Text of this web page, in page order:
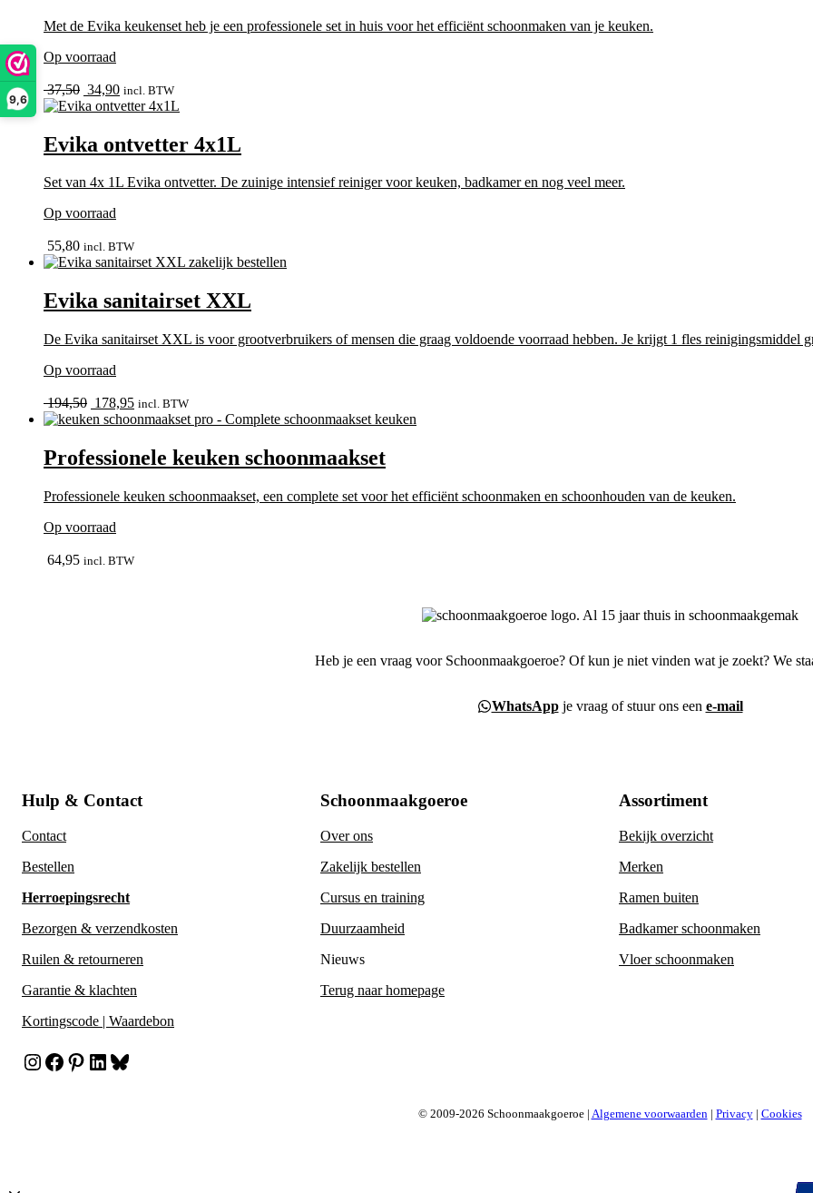
9,6
Met de Evika keukenset heb je een professionele set in huis voor het efficiënt schoonmaken van je keuken.
Op voorraad
37,50 Oorspronkelijke
prijs
34,90Huidige
prijs
34,90.
incl. BTW
Evika ontvetter 4x1L
Set van 4x 1L Evika ontvetter. De zuinige intensief reiniger voor keuken, badkamer en nog veel meer.
Op voorraad
55,80 incl. BTW
Evika sanitairset XXL
De Evika sanitairset XXL is voor grootverbruikers of mensen die graag voldoende voorraad hebben. Je krijgt 1 fles reinigingsmiddel
Op voorraad
194,50 Oorspronkelijke
prijs
194,50.
178,95Huidige
prijs
178,95.
incl. BTW
Professionele keuken schoonmaakset
Professionele keuken schoonmaakset, een complete set voor het efficiënt schoonmaken en schoonhouden van de keuken.
Op voorraad
64,95 incl. BTW
Heb je een vraag voor Schoonmaakgoeroe? Of kun je niet vinden wat je zoekt? We
WhatsAppje vraag of stuur ons een e-mail
Hulp & Contact
Contact
Bestellen
Herroepingsrecht
Bezorgen & verzendkosten
Ruilen & retourneren
Garantie & klachten
Kortingscode | Waardebon
Instagram
Facebook
Pinterest
LinkedIn
Bluesky
Schoonmaakgoeroe
Over ons
Zakelijk bestellen
Cursus en training
Duurzaamheid
Nieuws
Terug naar homepage
Assortiment
Bekijk overzicht
Merken
Ramen buiten
Badkamer schoonmaken
Vloer schoonmaken
© 2009-2026 Schoonmaakgoeroe | Algemene voorwaarden | Privacy| Cookies